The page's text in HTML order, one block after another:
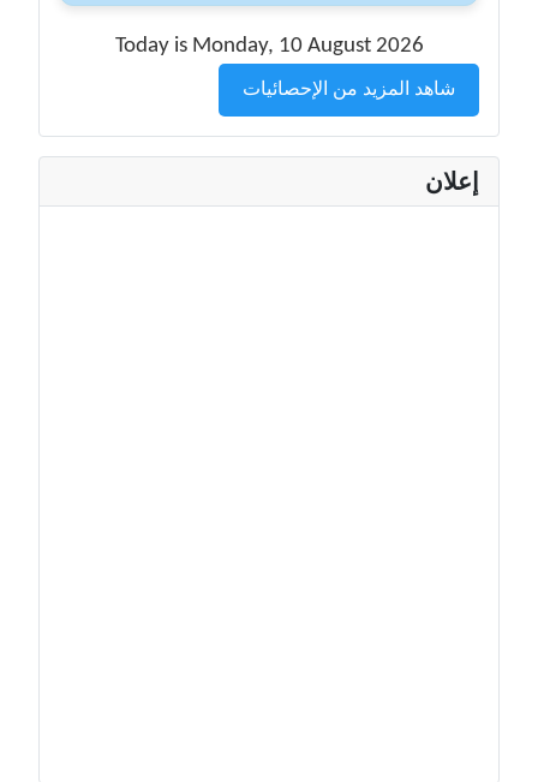
Today is Monday, 10 August 2026
شاهد المزيد من الإحصائيات
إعلان